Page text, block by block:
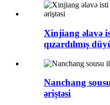
Xinjiang əlavə
qızardılmış
Nanchang
əriştəsi